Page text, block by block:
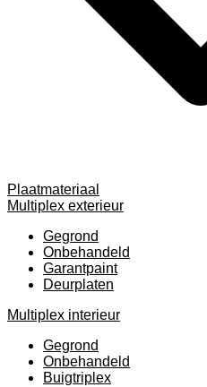
Plaatmateriaal
Multiplex exterieur
Gegrond
Onbehandeld
Garantpaint
Deurplaten
Multiplex interieur
Gegrond
Onbehandeld
Buigtriplex